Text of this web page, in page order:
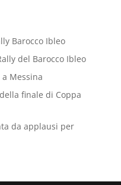
Barocco Ibleo
del Barocco Ibleo
Messina
finale di Coppa
da applausi per